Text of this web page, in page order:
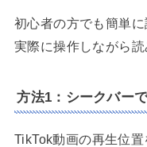
初心者の方でも簡単
実際に操作しながら読
方法1：シークバー
TikTok動画の再生位